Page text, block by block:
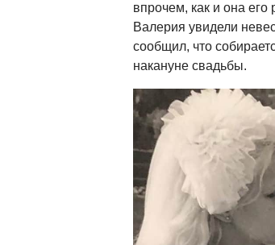
впрочем, как и она
Валерия увидели
сообщил, что
накануне свадьбы.